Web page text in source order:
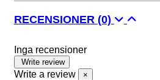
RECENSIONER (0)
Inga recensioner
Write review
Write a review ×